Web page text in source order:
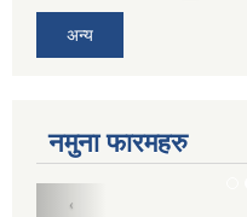
अन्य
नमुना फारमहरु
करार सेवाको लागि दरखास्त फारमः